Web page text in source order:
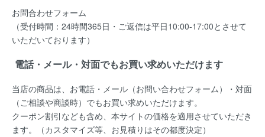
お問合わせフォーム
（受付時間：24時間365日・ご返信は平日10:00-17:00とさせて
いただいております）
電話・メール・対面でもお買い求めいただけます
当店の商品は、お電話・メール（お問い合わせフォーム）・対面
（ご相談や商談時）でもお買い求めいただけます。
クーポン割引なども含め、本サイトの価格を適用させていただき
ます。（カスタマイズ等、お見積りはその都度決定）